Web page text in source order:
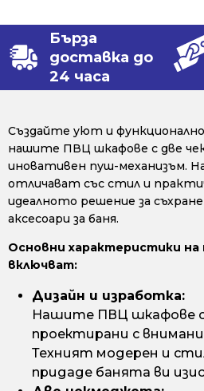
Бърза
доставка до
24 часа
Създайте уют и
нашите ПВЦ шкафове с две
иновативен пуш-механизъм.
отличават със стил и
идеалното решение за
аксесоари за баня.
Основни характеристики
включват:
Дизайн и изработка:
Нашите ПВЦ шкафове
проектирани с
Техният модерен и
придаде банята ви